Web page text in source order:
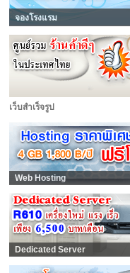
จองโรงแรม
เว็บสำเร็จรูป
Web Hosting
Dedicated Server